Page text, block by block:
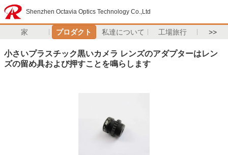
Shenzhen Octavia Optics Technology Co.,Ltd
家 プロダクト 私達について 工場旅行 >>
小さいプラスチック黒いカメラ レンズのアダプターはレン
ズの留め具および押すことを鳴らします